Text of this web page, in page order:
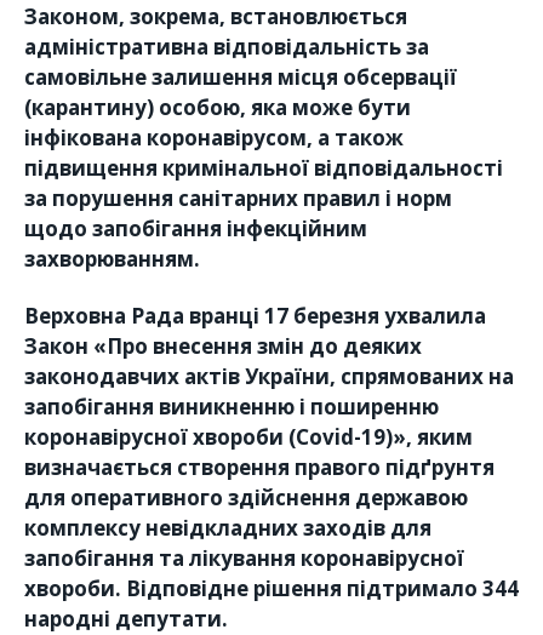
Законом, зокрема, встановлюється
адміністративна відповідальність за
самовільне залишення місця обсервації
(карантину) особою, яка може бути
інфікована коронавірусом, а також
підвищення кримінальної відповідальності
за порушення санітарних правил і норм
щодо запобігання інфекційним
захворюванням.
Верховна Рада вранці 17 березня ухвалила
Закон «Про внесення змін до деяких
законодавчих актів України, спрямованих на
запобігання виникненню і поширенню
коронавірусної хвороби (Covid-19)», яким
визначається створення правого підґрунтя
для оперативного здійснення державою
комплексу невідкладних заходів для
запобігання та лікування коронавірусної
хвороби. Відповідне рішення підтримало 344
народні депутати.